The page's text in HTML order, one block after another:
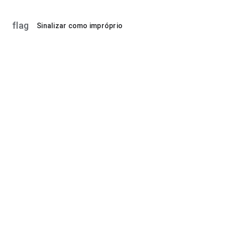
flag Sinalizar como impróprio